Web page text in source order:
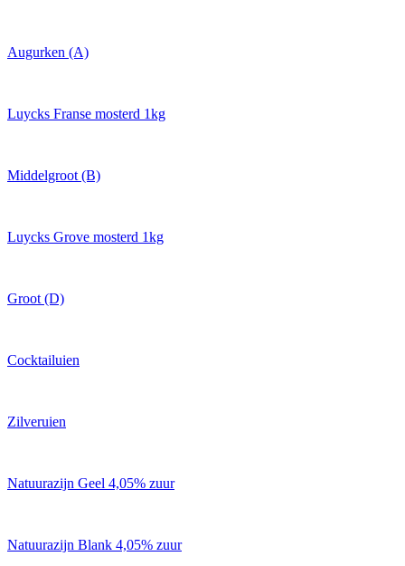
Augurken (A)
Luycks Franse mosterd 1kg
Middelgroot (B)
Luycks Grove mosterd 1kg
Groot (D)
Cocktailuien
Zilveruien
Natuurazijn Geel 4,05% zuur
Natuurazijn Blank 4,05% zuur